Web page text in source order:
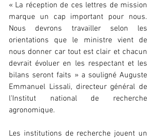
« La réception de ces lettres de mission
marque un cap important pour nous.
Nous devrons travailler selon les
orientations que le ministre vient de
nous donner car tout est clair et chacun
devrait évoluer en les respectant et les
bilans seront faits » a souligné Auguste
Emmanuel Lissali, directeur général de
l'Institut national de recherche
agronomique.
Les institutions de recherche jouent un